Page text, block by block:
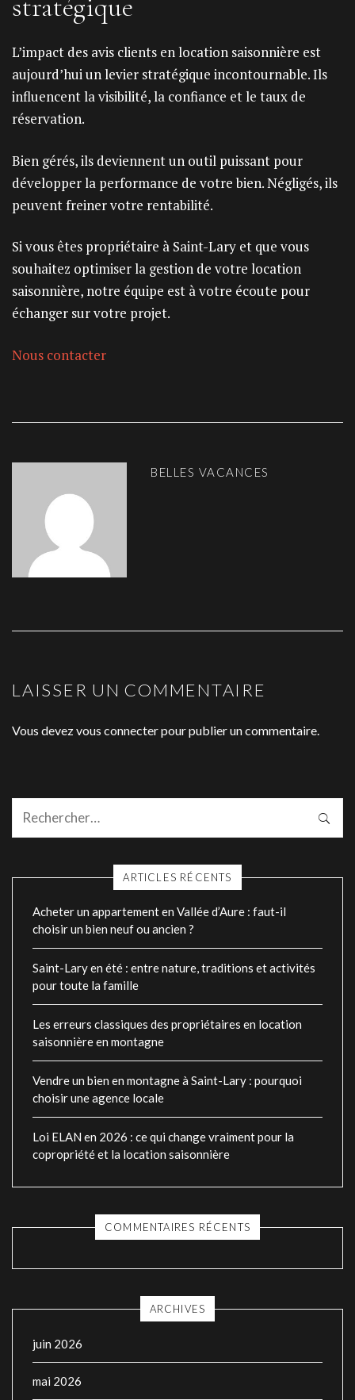
L’impact des avis clients en location saisonnière est
aujourd’hui un levier stratégique incontournable. Ils
influencent la visibilité, la confiance et le taux de
réservation.
Bien gérés, ils deviennent un outil puissant pour
développer la performance de votre bien. Négligés, ils
peuvent freiner votre rentabilité.
Si vous êtes propriétaire à Saint-Lary et que vous
souhaitez optimiser la gestion de votre location
saisonnière, notre équipe est à votre écoute pour
échanger sur votre projet.
Nous contacter
BELLES VACANCES
LAISSER UN COMMENTAIRE
Vous devezvous connecterpour publier un commentaire.
ARTICLES RÉCENTS
Acheter un appartement en Vallée d’Aure : faut-il
choisir un bien neuf ou ancien ?
Saint-Lary en été : entre nature, traditions et activités
pour toute la famille
Les erreurs classiques des propriétaires en location
saisonnière en montagne
Vendre un bien en montagne à Saint-Lary : pourquoi
choisir une agence locale
Loi ELAN en 2026 : ce qui change vraiment pour la
copropriété et la location saisonnière
COMMENTAIRES RÉCENTS
ARCHIVES
juin 2026
mai 2026